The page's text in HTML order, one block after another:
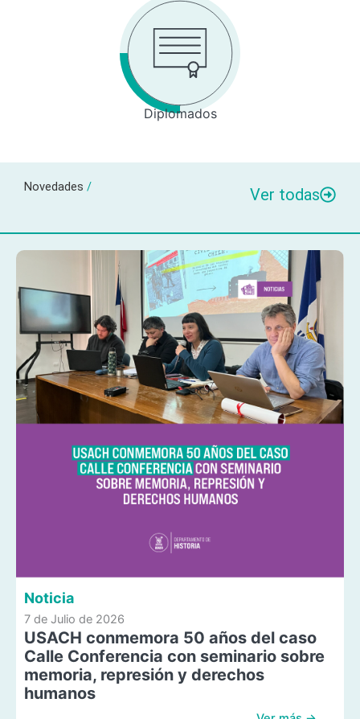
Diplomados
Novedades / Ver todas
Noticia
7 de Julio de 2026
USACH conmemora 50 años del caso
Calle Conferencia con seminario sobre
memoria, represión y derechos
humanos